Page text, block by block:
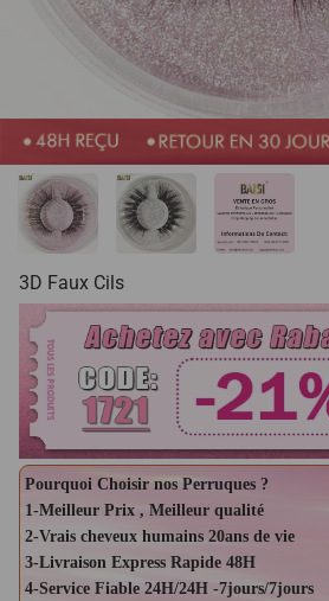
3D Faux Cils
Pourquoi Choisir nos Perruques ?
1-Meilleur Prix , Meilleur qualité
2-Vrais cheveux humains 20ans de vie
3-Livraison Express Rapide 48H
4-Service Fiable 24H/24H -7jours/7jours